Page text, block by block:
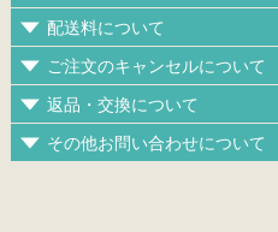
配送料について
ご注文のキャンセルについて
返品・交換について
その他お問い合わせについて